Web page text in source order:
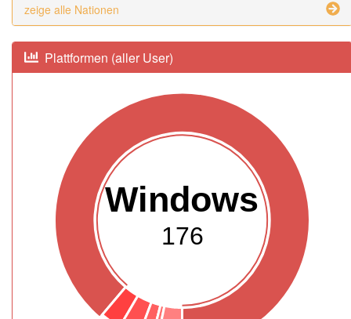
zeige alle Nationen
Plattformen (aller User)
Windows
176